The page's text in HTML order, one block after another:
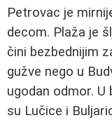
Petrovac je
decom. Plaža je
čini bezbednijim
gužve nego u
ugodan odmor.
su Lučice i